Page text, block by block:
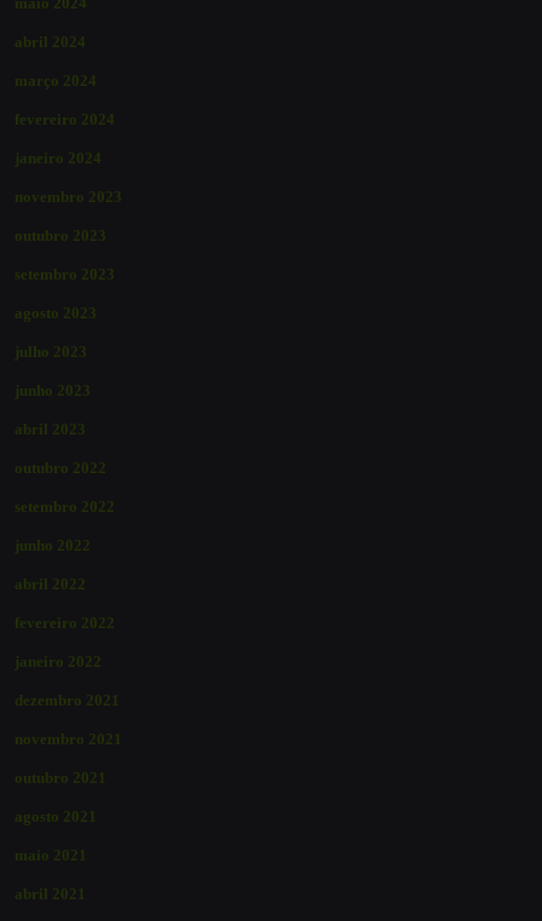
abril 2024
março 2024
fevereiro 2024
janeiro 2024
novembro 2023
outubro 2023
setembro 2023
agosto 2023
julho 2023
junho 2023
abril 2023
outubro 2022
setembro 2022
junho 2022
abril 2022
fevereiro 2022
janeiro 2022
dezembro 2021
novembro 2021
outubro 2021
agosto 2021
maio 2021
abril 2021